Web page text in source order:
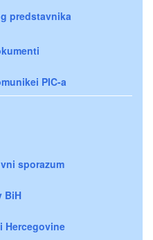
predstavnika
PIC-a
sporazum
BiH
Hercegovine